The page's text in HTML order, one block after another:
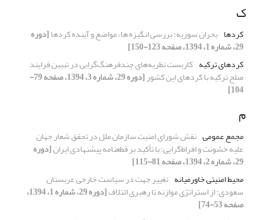
ک
کردها بحران سوریه: بررسی انگیزه ها، مواضع و آینده کردها[دوره
29، شماره 1، 1394، صفحه 123-150]
کردهای ترکیه کاربست نظریه‌های چندفرهنگ‌گرایی در تبیین فرایند
صلح ترکیه با کردهای این کشور [دوره 29، شماره 3، 1394، صفحه 79-
104]
م
مجمع عمومی نقش شورای امنیت سازمان ملل در تحقق شعار جهان
علیه خشونت و افراط‌گرایی؛ با تأکید بر قطعنامه پیشنهادی ایران[دوره
29، شماره 2، 1394، صفحه 81-115]
محیط امنیتی خاورمیانه تغییر جهت در سیاست خارجی عربستان
سعودی: از استراتژی موازنه تا رهبری ائتلاف [دوره 29، شماره 1، 1394،
صفحه 53-74]